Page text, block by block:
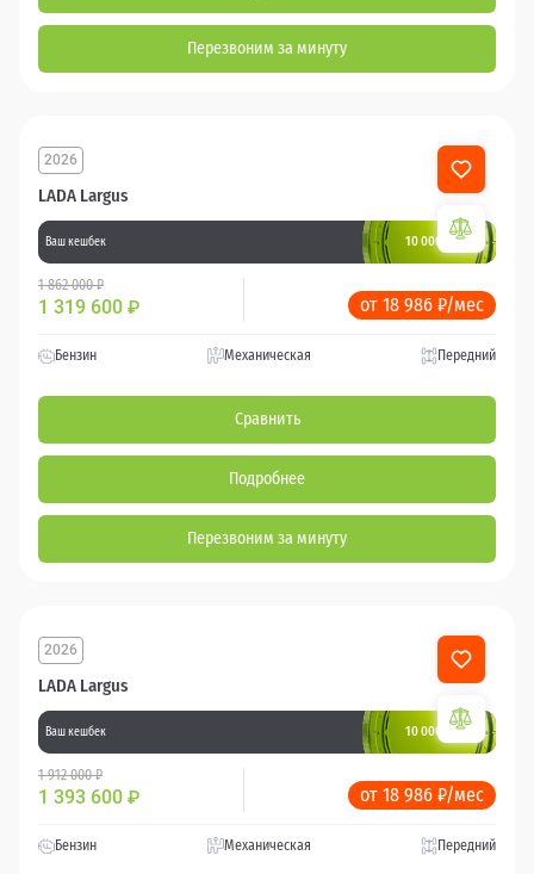
Перезвоним за минуту
LADA Largus
2026
Ваш кешбек 10 000 баллов
1 862 000 ₽
1 319 600 ₽ от 18 986 ₽/мес
Бензин Механическая Передний
Сравнить
Подробнее
Перезвоним за минуту
LADA Largus
2026
Ваш кешбек 10 000 баллов
1 912 000 ₽
1 393 600 ₽ от 18 986 ₽/мес
Бензин Механическая Передний